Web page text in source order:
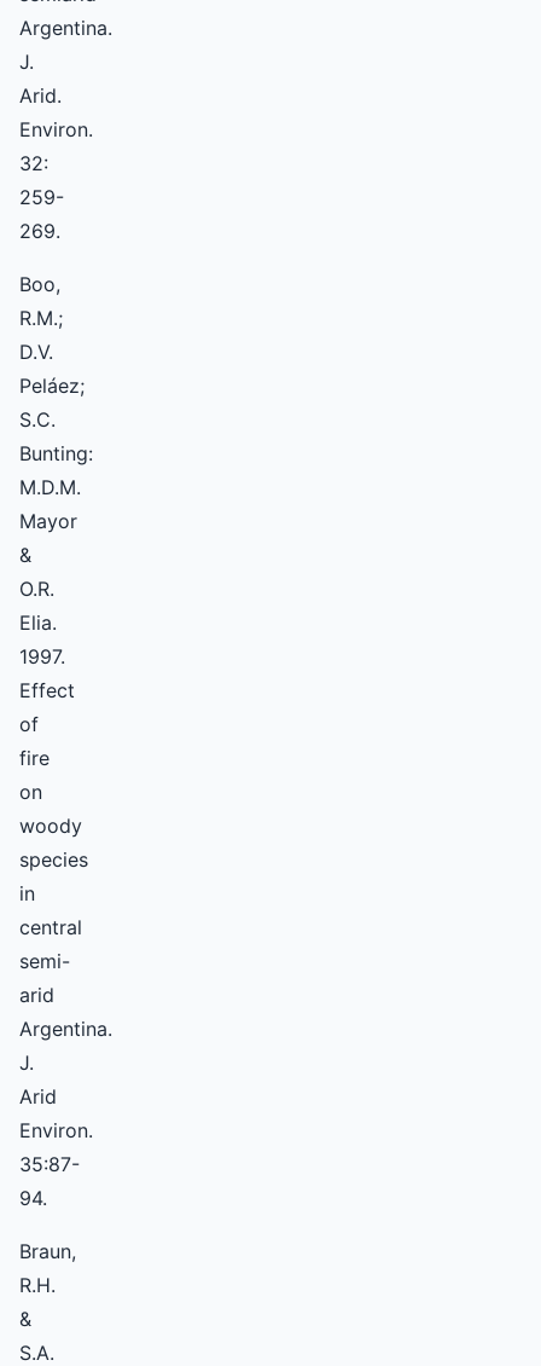
Argentina.
J.
Arid.
Environ.
32:
259-
269.
Boo,
R.M.;
D.V.
Peláez;
S.C.
Bunting:
M.D.M.
Mayor
&
O.R.
Elia.
1997.
Effect
of
fire
on
woody
species
in
central
semi-
arid
Argentina.
J.
Arid
Environ.
35:87-
94.
Braun,
R.H.
&
S.A.